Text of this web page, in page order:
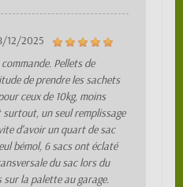
12/2025
Pellets de
de prendre les sachets
ceux de 10kg, moins
un seul remplissage
d'avoir un quart de sac
bémol, 6 sacs ont éclaté
du sac lors du
la palette au garage.